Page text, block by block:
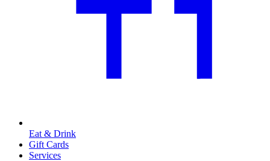
Eat & Drink
Gift Cards
Services